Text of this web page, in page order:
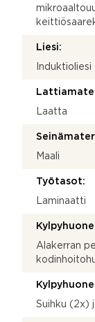
Liesi:
Induktioliesi
Laatta
Maali
Työtasot:
Laminaatti
Alakerran
Suihku (2x)